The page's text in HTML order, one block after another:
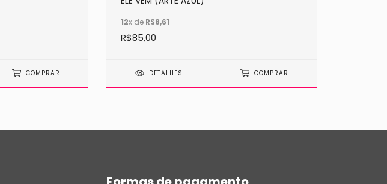
COMPRAR
12x de R$8,61
R$85,00
DETALHES COMPRAR